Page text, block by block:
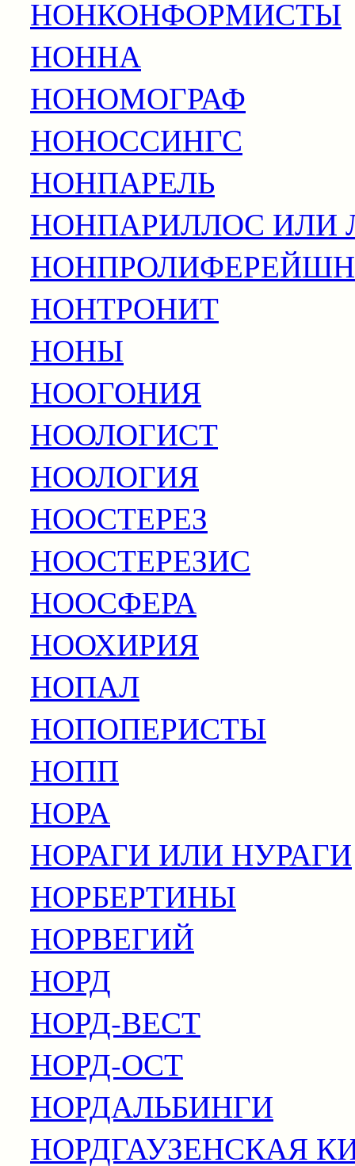
НОНКОНФОРМИСТЫ
НОННА
НОНОМОГРАФ
НОНОССИНГС
НОНПАРЕЛЬ
НОНПАРИЛЛОС ИЛИ
НОНПРОЛИФЕРЕЙШН
НОНТРОНИТ
НОНЫ
НООГОНИЯ
НООЛОГИСТ
НООЛОГИЯ
НООСТЕРЕЗ
НООСТЕРЕЗИС
НООСФЕРА
НООХИРИЯ
НОПАЛ
НОПОПЕРИСТЫ
НОПП
НОРА
НОРАГИ ИЛИ НУРАГИ
НОРБЕРТИНЫ
НОРВЕГИЙ
НОРД
НОРД-ВЕСТ
НОРД-ОСТ
НОРДАЛЬБИНГИ
НОРДГАУЗЕНСКАЯ